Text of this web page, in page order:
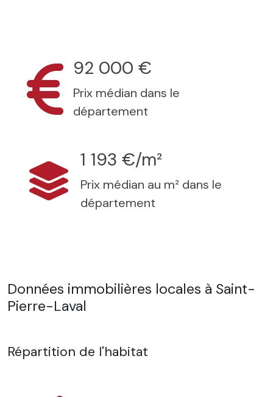
92 000 €
Prix médian dans le
département
1 193 €/m²
Prix médian au m² dans le
département
Données immobilières locales à Saint-
Pierre-Laval
Répartition de l'habitat